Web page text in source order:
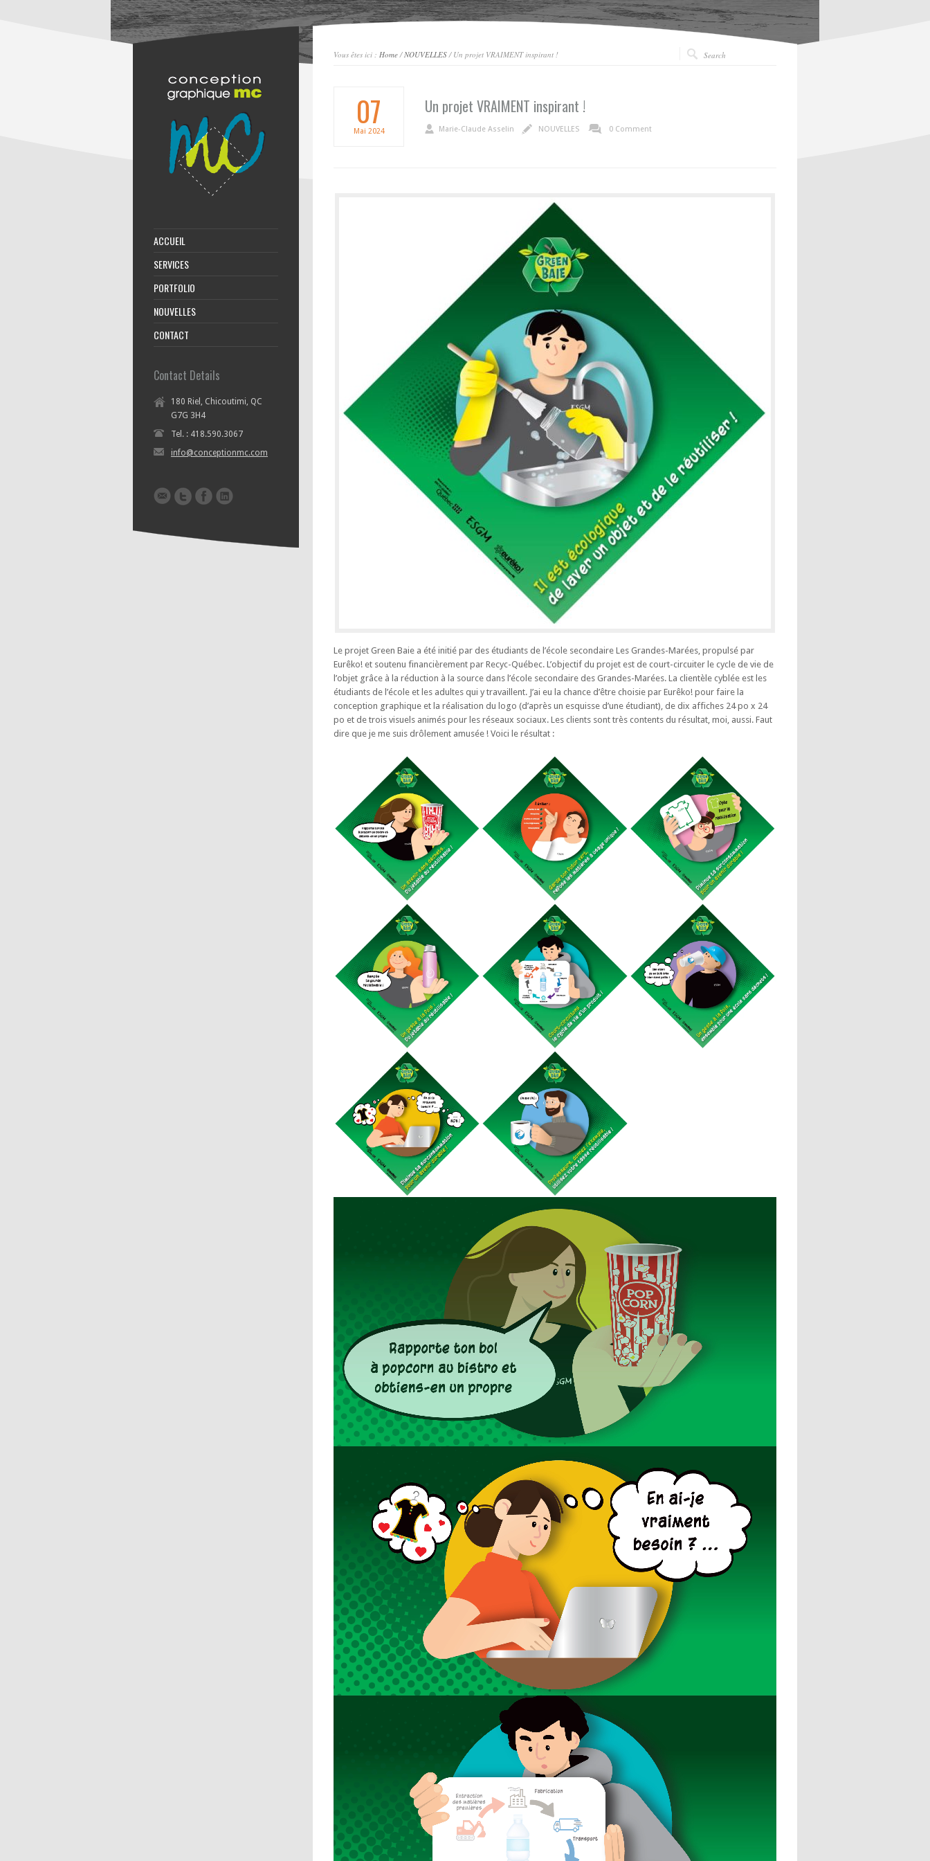
Vous êtes ici : Home/NOUVELLES/ Un projet VRAIMENT inspirant !
07
Mai 2024
Un projet VRAIMENT inspirant !
Marie-Claude Asselin NOUVELLES 0 Comment
Le projet Green Baie a été initié par des étudiants de l’école secondaire Les Grandes-Marées, propulsé par
Eurêko! et soutenu financièrement par Recyc-Québec. L’objectif du projet est de court-circuiter le cycle de vie de
l’objet grâce à la réduction à la source dans l’école secondaire des Grandes-Marées. La clientèle cyblée est les
étudiants de l’école et les adultes qui y travaillent. J’ai eu la chance d’être choisie par Eurêko! pour faire la
conception graphique et la réalisation du logo (d’après un esquisse d’une étudiant), de dix affiches 24 po x 24
po et de trois visuels animés pour les réseaux sociaux. Les clients sont très contents du résultat, moi, aussi. Faut
dire que je me suis drôlement amusée ! Voici le résultat :
ACCUEIL
SERVICES
PORTFOLIO
NOUVELLES
CONTACT
Contact Details
180 Riel, Chicoutimi, QC
G7G 3H4
Tel. : 418.590.3067
info@conceptionmc.com